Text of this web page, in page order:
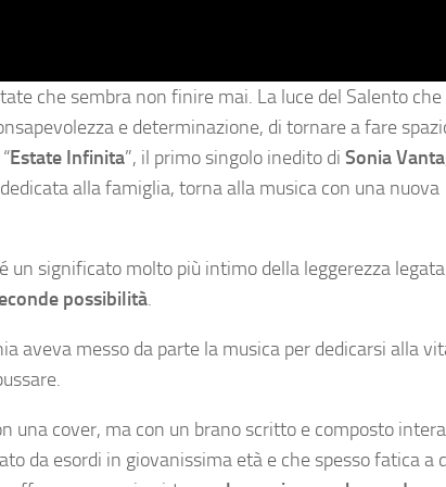
che sembra non finire mai. La luce del Salento
e determinazione, di tornare a fare
Estate Infinita”, il primo singolo inedito di Sonia
alla famiglia, torna alla musica con una nuova
significato molto più intimo della leggerezza
possibilità.
aveva messo da parte la musica per dedicarsi alla
una cover, ma con un brano scritto e composto
da esordi in giovanissima età e che spesso fatica a